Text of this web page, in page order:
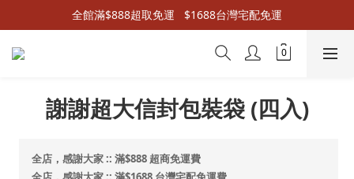
全館滿$888超取免運   $1688台灣宅配免運
謝謝超大信封包裝袋 (四入)
全店，感謝大家 :: 滿$888 超商免運費